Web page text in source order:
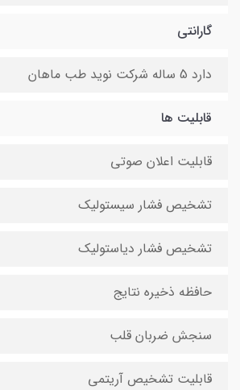
گارانتی
دارد 5 ساله شرکت نوید طب ماهان
قابلیت ها
قابلیت اعلان صوتی
تشخیص فشار سیستولیک
تشخیص فشار دیاستولیک
حافظه ذخیره نتایج
سنجش ضربان قلب
قابلیت تشخیص آریتمی